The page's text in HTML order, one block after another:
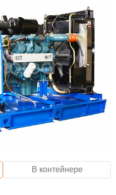
В контейнере